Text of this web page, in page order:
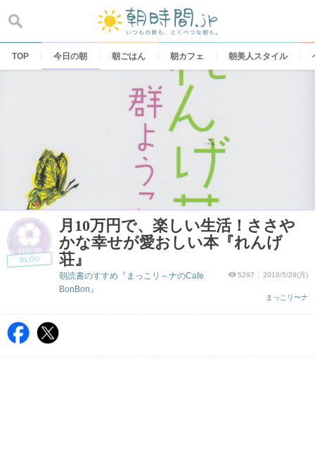
content
TOP 今日の朝 朝ごはん 朝カフェ 朝美人スタイル
BLOG
月10万円で、楽しい生活！ささや
かな幸せが愛おしい本『れんげ
荘』
5297 2018/5/28(月)
まっこリ〜ナ
朝読書のすすめ『まっこリ～ナのCafe
BonBon』